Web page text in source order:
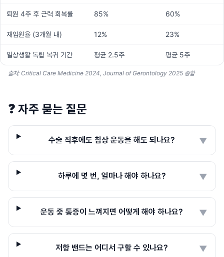
퇴원 4주 후 근력 회복률 85% 60%
재입원율 (3개월 내) 12% 23%
일상생활 독립 복귀 기간 평균 2.5주 평균 5주
출처: Critical Care Medicine 2024, Journal of Gerontology 2025 종합
❓ 자주 묻는 질문
수술 직후에도 침상 운동을 해도 되나요? ▼
하루에 몇 번, 얼마나 해야 하나요? ▼
운동 중 통증이 느껴지면 어떻게 해야 하나요? ▼
저항 밴드는 어디서 구할 수 있나요? ▼